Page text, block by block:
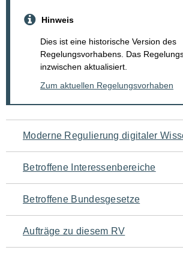
Hinweis
Dies ist eine historische Version des
Regelungsvorhabens. Das
inzwischen aktualisiert.
Zum aktuellen Regelungsvorhaben
Navigation
für
den
Seiteninhalt
Moderne Regulierung digitaler
Betroffene Interessenbereiche
Betroffene Bundesgesetze
Aufträge zu diesem RV